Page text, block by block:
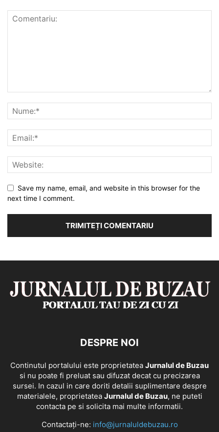
Save my name, email, and website in this browser for the
next time I comment.
DESPRE NOI
Continutul portalului este proprietatea Jurnalul de Buzau
si nu poate fi preluat sau difuzat decat cu precizarea
sursei. In cazul in care doriti detalii suplimentare despre
materialele, proprietatea Jurnalul de Buzau, ne puteti
contacta pe si solicita mai multe informatii.
Contactați-ne: info@jurnaluldebuzau.ro